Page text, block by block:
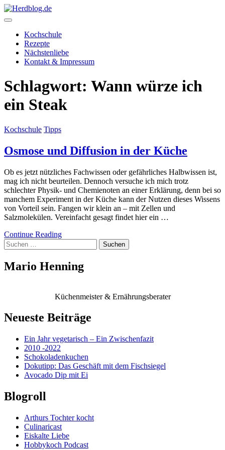
Skip
to
Herdblog.de
Kochschule
Rezepte
Nächstenliebe
Kontakt & Impressum
Schlagwort: Wann würze ich
ein Steak
Kochschule Tipps
Osmose und Diffusion in der Küche
Ob es jetzt nützliches Fachwissen oder gefährliches Halbwissen ist,
mag ich nicht beurteilen. Dennoch versuche ich mich trotz
schlechter Physik- und Chemienoten an einer Erklärung, denn bei so
manchem Experiment in der Küche kann der Nutzen dieses Wissens
von Vorteil sein. Fangen wir klein an – mit Zellen und
Salzmolekülen. Vereinfacht gesagt findet hier ein …
Continue Reading
Suchen
nach:
Mario Henning
Küchenmeister & Ernährungsberater
Neueste Beiträge
Ein Jahr vegetarisch – Ein Zwischenfazit
2010 -2022
Schokoladenkuchen
Dokutipp: Das Geschäft mit dem Fischsiegel
Avocado Dip mit Ei
Blogroll
Arthurs Tochter kocht
Culinaricast
Eiskalte Liebe
Hobbykoch Podcast